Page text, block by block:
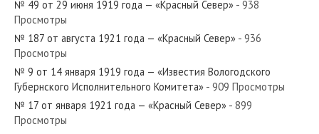
№ 143 от июня 1988 года —
№ 45 от 18 января 1918 года —
«Известия Вологодского Совета
рабочих и солдатских депутатов»...
№ 49 от 29 июня 1919 года — «Красный Север» - 938
Просмотры
№ 187 от августа 1921 года — «Красный Север» - 936
Просмотры
№ 9 от 14 января 1919 года — «Известия Вологодского
Губернского Исполнительного Комитета» - 909 Просмотры
№ 17 от января 1921 года — «Красный Север» - 899
Просмотры